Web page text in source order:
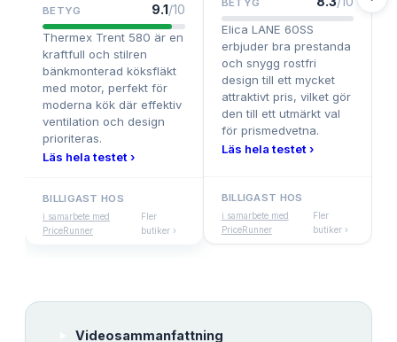
BETYG 9.1/10
Thermex Trent 580 är en
kraftfull och stilren
bänkmonterad köksfläkt
med motor, perfekt för
moderna kök där effektiv
ventilation och design
prioriteras.
Läs hela testet ›
BILLIGAST HOS
i samarbete med
PriceRunner
Fler
butiker ›
BETYG
Elica LANE 60SS
erbjuder bra prestanda
och snygg rostfri
design till ett mycket
attraktivt pris, vilket gör
den till ett utmärkt val
för prismedvetna.
Läs hela testet ›
BILLIGAST HOS
i samarbete med
PriceRunner
Fler
butiker ›
Videosammanfattning